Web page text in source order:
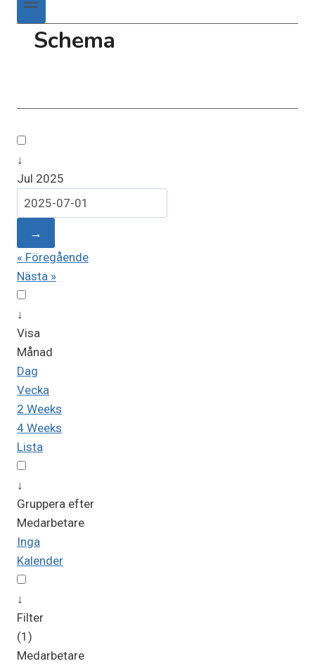
Schema
↓
Jul 2025
→
« Föregående
Nästa »
↓
Visa
Månad
Dag
Vecka
2 Weeks
4 Weeks
Lista
↓
Gruppera efter
Medarbetare
Inga
Kalender
↓
Filter
(1)
Medarbetare